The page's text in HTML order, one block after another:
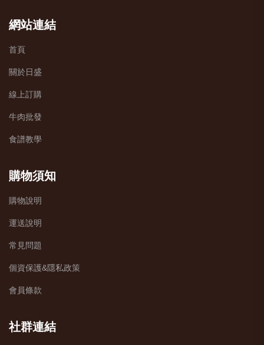
網站連結
首頁
關於日盛
線上訂購
牛肉批發
食譜教學
購物須知
購物說明
運送說明
常見問題
個資保護&隱私政策
會員條款
社群連結